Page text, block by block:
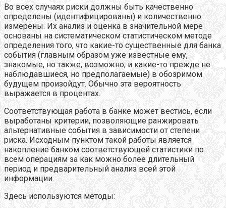
Во всех случаях риски должны быть качественно
определены (идентифицированы) и количественно
измерены. Их анализ и оценка в значительной мере
основаны на систематическом статистическом методе
определения того, что какие-то существенные для банка
события (главным образом уже известные ему,
знакомые, но также, возможно, и какие-то прежде не
наблюдавшиеся, но предполагаемые) в обозримом
будущем произойдут. Обычно эта вероятность
выражается в процентах.
Соответствующая работа в банке может вестись, если
выработаны критерии, позволяющие ранжировать
альтернативные события в зависимости от степени
риска. Исходным пунктом такой работы является
накопление банком соответствующей статистики по
всем операциям за как можно более длительный
период и предварительный анализ всей этой
информации.
Здесь используются методы: